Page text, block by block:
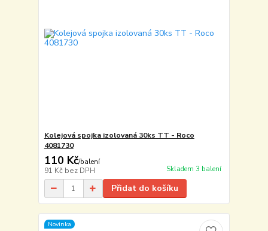
Kolejová spojka izolovaná 30ks TT - Roco
4081730
110 Kč/balení
91 Kč bez DPH Skladem 3 balení
Přidat do košíku
Novinka